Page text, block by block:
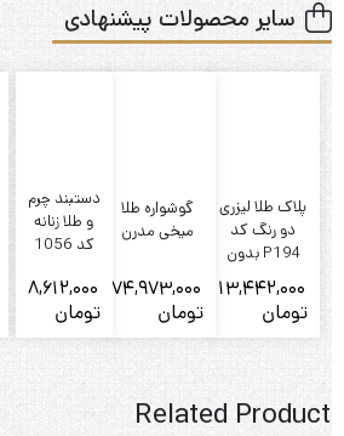
سایر محصولات پیشنهادی
پلاک طلا لیزری
دو رنگ کد
P194 بدون
زنجیر
13,442,000
تومان
گوشواره طلا
میخی مدرن
74,973,000
تومان
دستبند چرم
و طلا زنانه
کد 1056
8,612,000
تومان
Related